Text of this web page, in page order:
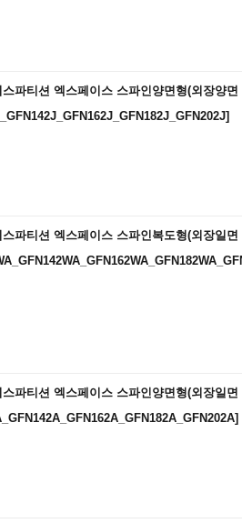
스파티션 엑스페이스 스파인양면형(외장양면
스파티션 엑스페이스 스파인복도형(외장일면
스파티션 엑스페이스 스파인양면형(외장일면